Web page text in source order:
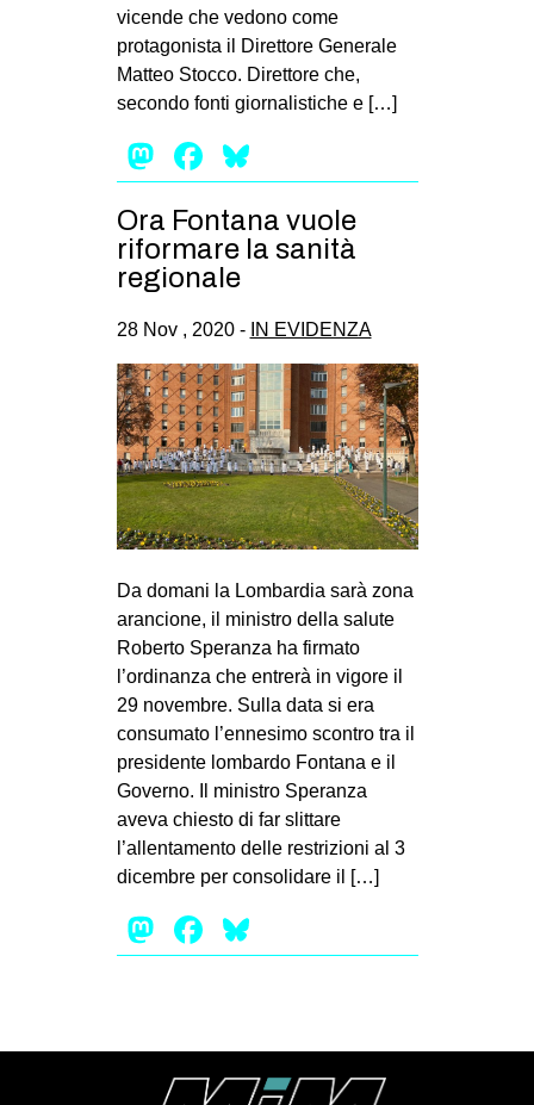
MONDO
EVENTI
tw
ms
SEARCH
vicende che vedono come
protagonista il Direttore Generale
Matteo Stocco. Direttore che,
secondo fonti giornalistiche e […]
Mastodon
Facebook
Ora Fontana vuole
riformare la sanità
regionale
28 Nov , 2020 - IN EVIDENZA
Da domani la Lombardia sarà zona
arancione, il ministro della salute
Roberto Speranza ha firmato
l’ordinanza che entrerà in vigore il
29 novembre. Sulla data si era
consumato l’ennesimo scontro tra il
presidente lombardo Fontana e il
Governo. Il ministro Speranza
aveva chiesto di far slittare
l’allentamento delle restrizioni al 3
dicembre per consolidare il […]
Mastodon
Facebook